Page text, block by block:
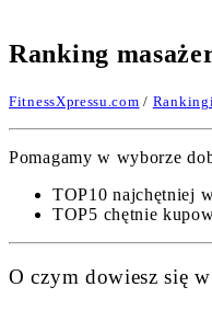
Ranking
FitnessXpressu.com /
Pomagamy w wyborze
TOP10 najchętniej
TOP5 chętnie
O czym dowiesz się